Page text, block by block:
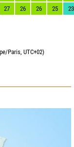
27 26 26 25 23
Paris, UTC+02)